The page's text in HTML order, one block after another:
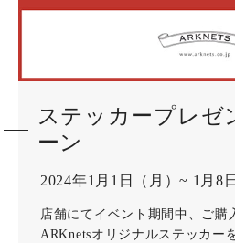
ステッカープレゼ
ーン
2024年1月1日（月）~ 1月8
店舗にてイベント期間中、ご購
ARKnetsオリジナルステッカー